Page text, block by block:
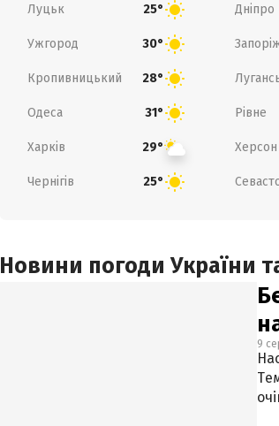
Луцьк 25° Дніпро
Ужгород 30°
Кропивницький 28°
Одеса 31° Рівне
Харків 29° Херсон
Чернігів 25°
Новини погоди України
9